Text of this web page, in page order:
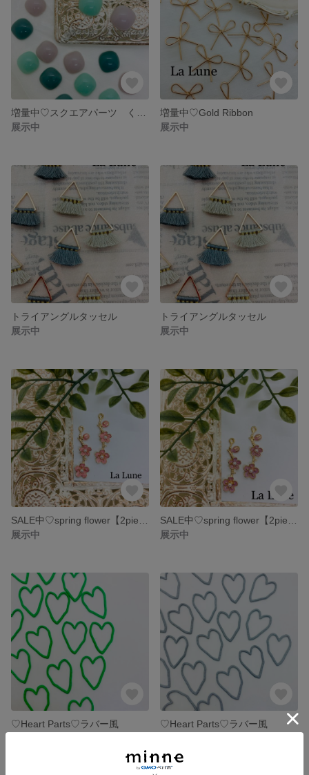
展示中
増量中♡Gold Ribbon
展示中
トライアングルタッセル
展示中
トライアングルタッセル
展示中
展示中
展示中
♡Heart Parts♡ラバー風
♡Heart Parts♡ラバー風